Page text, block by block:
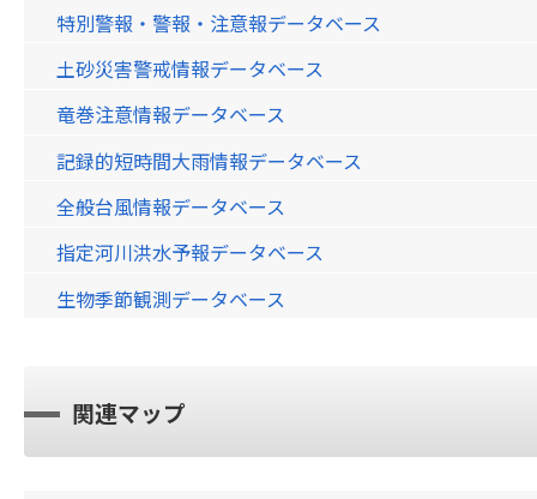
特別警報・警報・注意報データベース
土砂災害警戒情報データベース
竜巻注意情報データベース
記録的短時間大雨情報データベース
全般台風情報データベース
指定河川洪水予報データベース
生物季節観測データベース
関連マップ